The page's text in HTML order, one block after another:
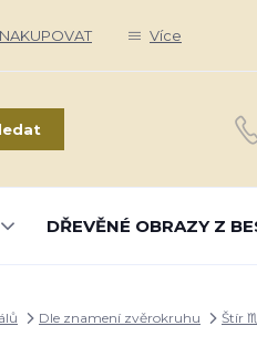
Více
DŘEVĚNÉ OBRAZY Z
Dle znamení zvěrokruhu Štír ♏